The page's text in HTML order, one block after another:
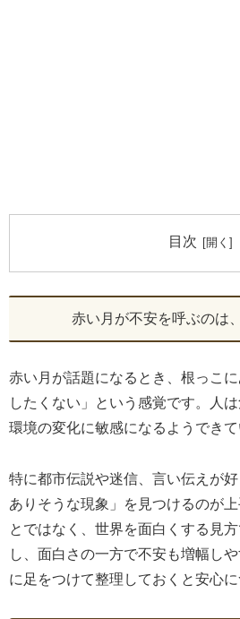
目次
赤い月が不安を呼ぶのは
赤い月が話題になるとき、根っこ
したくない」という感覚です。人
環境の変化に敏感になるようできて
特に都市伝説や迷信、言い伝えが
ありそうな現象」を見つけるのが
とではなく、世界を面白くする見
し、面白さの一方で不安も増幅し
に足をつけて整理しておくと安心に